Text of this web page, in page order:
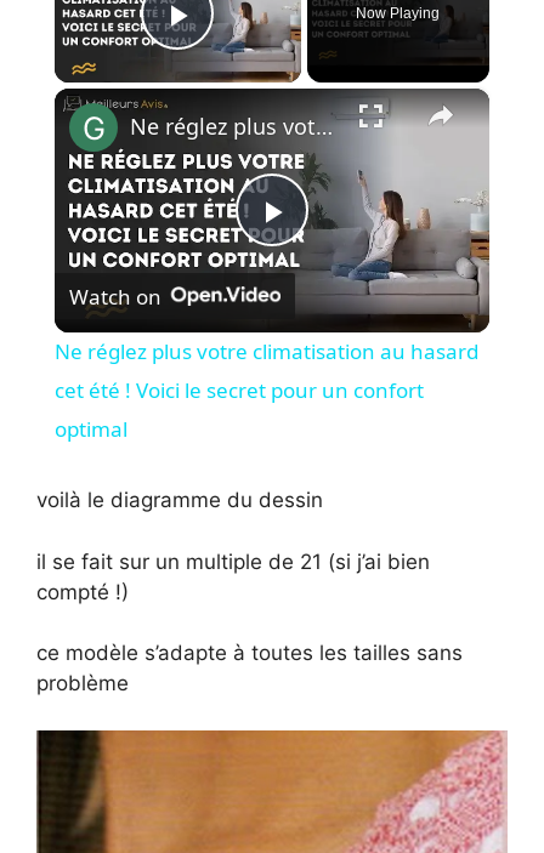
Play Video
Now Playing
×
P
a
o
Ne réglez plus votre climatisation au hasard cet été ! Voici le secret pour un confort optimal
Watch on
Ne réglez plus votre climatisation au hasard
cet été ! Voici le secret pour un confort
optimal
voilà le diagramme du dessin
il se fait sur un multiple de 21 (si j’ai bien
compté !)
ce modèle s’adapte à toutes les tailles sans
problème